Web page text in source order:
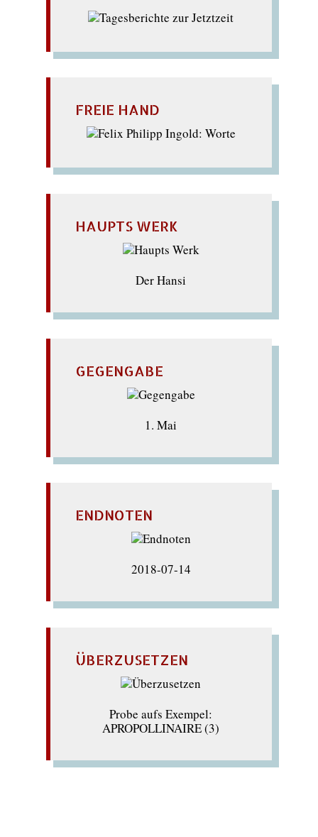
FREIE HAND
HAUPTS WERK
Der Hansi
GEGENGABE
1. Mai
ENDNOTEN
2018-07-14
ÜBERZUSETZEN
Probe aufs Exempel:
APROPOLLINAIRE (3)